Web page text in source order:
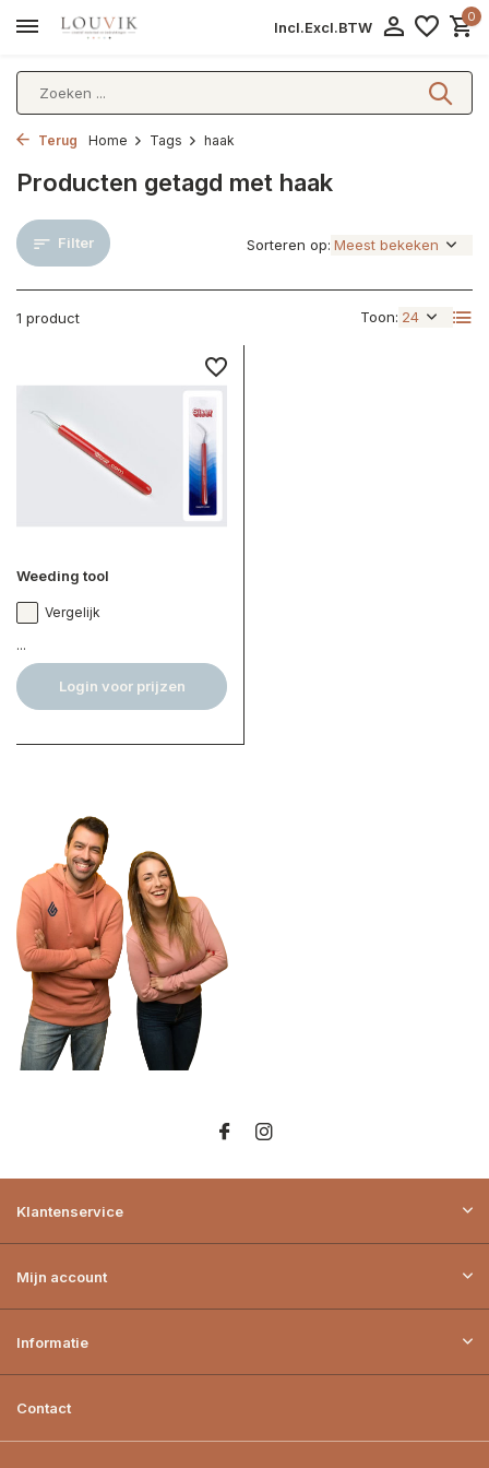
Incl.Excl.BTW
0
Terug Home Tags haak
Producten getagd met haak
Filter
1 product Toon:
Sorteren op:
Weeding tool
Vergelijk
...
Login voor prijzen
Klantenservice
Mijn account
Informatie
Contact